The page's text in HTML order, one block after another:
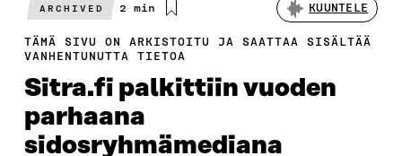
ARCHIVED
Arvioitu
2 min KUUNTELE
TÄMÄ SIVU ON ARKISTOITU JA SAATTAA SISÄLTÄÄ
VANHENTUNUTTA TIETOA
Sitra.fi palkittiin vuoden
parhaana
sidosryhmämediana